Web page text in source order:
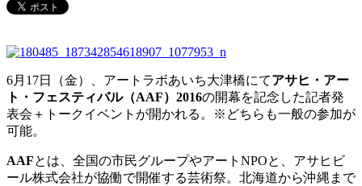
6月17日（金）、アートラボあいち大津橋にてアサヒ・アー
ト・フェスティバル（AAF）2016の開幕を記念した記者発
表会＋トークイベントが開かれる。※どちらも一般の参加が
可能。
AAFとは、全国の市民グループやアートNPOと、アサヒビ
ール株式会社が協働で開催する芸術祭。 北海道から沖縄まで